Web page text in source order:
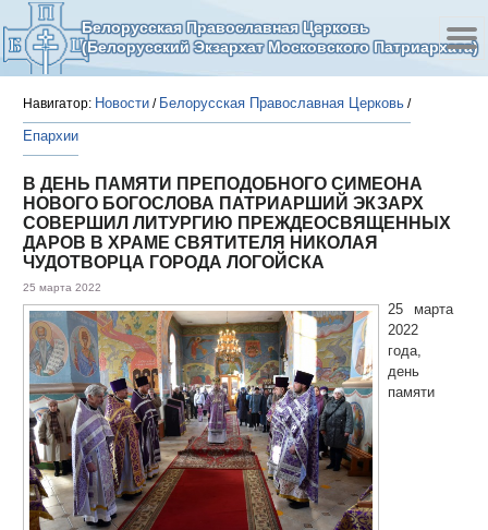
Белорусская Православная Церковь
(Белорусский Экзархат Московского Патриархата)
Навигатор: Новости / Белорусская Православная Церковь /
Епархии
В ДЕНЬ ПАМЯТИ ПРЕПОДОБНОГО СИМЕОНА
НОВОГО БОГОСЛОВА ПАТРИАРШИЙ ЭКЗАРХ
СОВЕРШИЛ ЛИТУРГИЮ ПРЕЖДЕОСВЯЩЕННЫХ
ДАРОВ В ХРАМЕ СВЯТИТЕЛЯ НИКОЛАЯ
ЧУДОТВОРЦА ГОРОДА ЛОГОЙСКА
25 марта 2022
25 марта
2022
года,
день
памяти